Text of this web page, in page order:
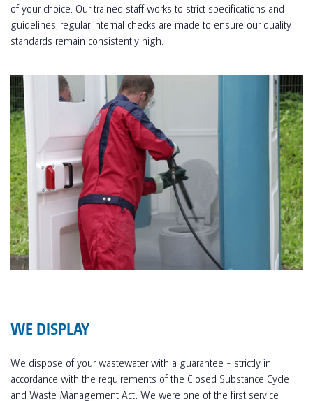
of your choice. Our trained staff works to strict specifications and
guidelines; regular internal checks are made to ensure our quality
standards remain consistently high.
WE DISPLAY
We dispose of your wastewater with a guarantee - strictly in
accordance with the requirements of the Closed Substance Cycle
and Waste Management Act. We were one of the first service